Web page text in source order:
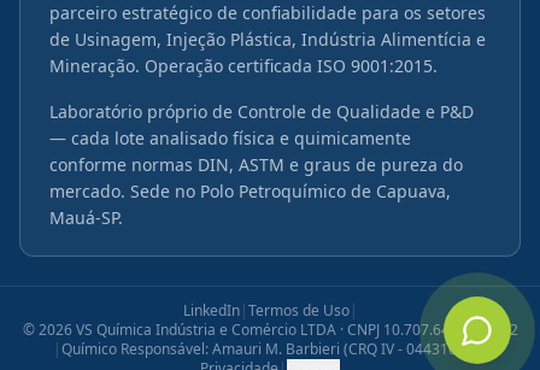
parceiro estratégico de confiabilidade para os setores
de Usinagem, Injeção Plástica, Indústria Alimentícia e
Mineração. Operação certificada ISO 9001:2015.
Laboratório próprio de Controle de Qualidade e P&D
— cada lote analisado física e quimicamente
conforme normas DIN, ASTM e graus de pureza do
mercado. Sede no Polo Petroquímico de Capuava,
Mauá-SP.
LinkedIn|Termos de Uso|
©2026VS Química Indústria e Comércio LTDA · CNPJ 10.707.645/0001-12
|Químico Responsável: Amauri M. Barbieri (CRQ IV - 04431072)|